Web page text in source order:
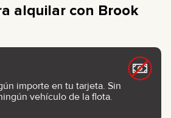
alquilar con Brook
importe en tu tarjeta. Sin
vehículo de la flota.